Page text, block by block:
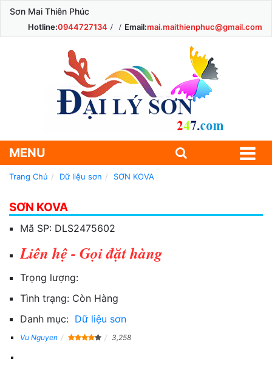
Sơn Mai Thiên Phúc
Hotline:0944727134 Email:mai.maithienphuc@gmail.com
MENU
Trang Chủ Dữ liệu sơn SƠN KOVA
SƠN KOVA
Mã SP: DLS2475602
Liên hệ - Gọi đặt hàng
Trọng lượng:
Tình trạng: Còn Hàng
Danh mục: Dữ liệu sơn
Vu Nguyen 3,258